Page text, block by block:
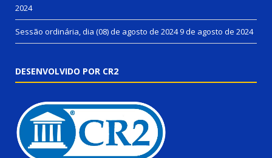
2024
Sessão ordinária, dia (08) de agosto de 20249 de agosto de 2024
DESENVOLVIDO POR CR2